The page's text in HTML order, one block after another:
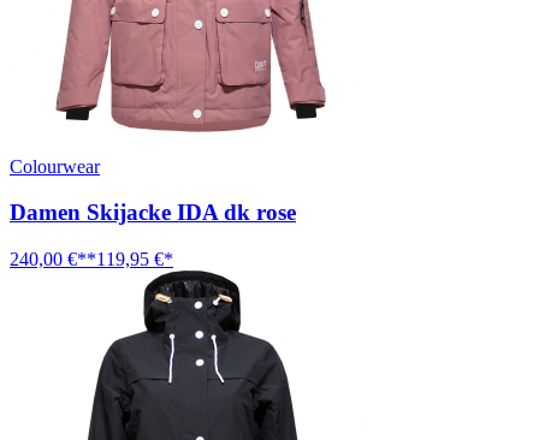
Colourwear
Damen Skijacke IDA dk rose
240,00 €**119,95 €*